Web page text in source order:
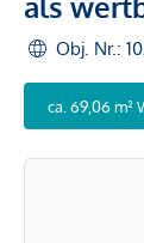
Obj. Nr.:
ca. 69,06 m²